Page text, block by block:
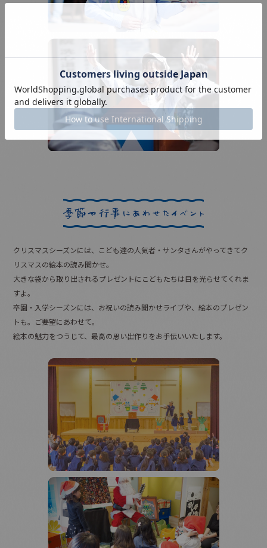
クリスマスシーズンには、こども達の人気者・サンタさんがやってきてク
リスマスの絵本の読み聞かせ。
大きな袋から取り出されるプレゼントにこどもたちは目を光らせてくれま
すよ。
卒園・入学シーズンには、お祝いの読み聞かせライブや、絵本のプレゼン
トも。ご要望にあわせて。
絵本の魅力をつうじて、最高の思い出作りをお手伝いいたします。